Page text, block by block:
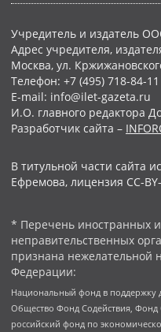
Учредитель и издатель
Адрес учредителя,
Москва, ул.
Телефон: +7 (495) 718-84-11
E-mail: info@ilet-gazeta.ru
И.О. главного редактора
Разработчик сайта –
В титульной части сайта
Ефремова, лицензия CC-
* Перечень иностранных
неправительственных
признана нежелательной
Федерации:
Национальный фонд в поддержку
Общество Фонд Содействия,
российский фонд по